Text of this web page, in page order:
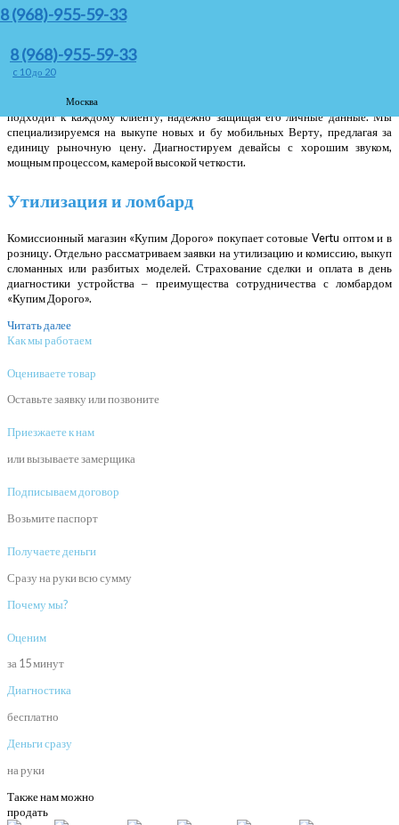
8 (968)-955-59-33
8 (968)-955-59-33
c 10 до 20
Москва
Сотовые Vertu обладают продолжительным сроком
для экрана и прочими дорогими, но качественными деталями. Сапфировое
стекло с титаном надежно защищает экран при падении от повреждения. В
сервисной службой в течение суток. Компания Vertu индивидуально
подходит к каждому клиенту, надежно защищая его личные данные. Мы
специализируемся на выкупе новых и бу мобильных Верту, предлагая за
единицу рыночную цену. Диагностируем девайсы с хорошим звуком,
мощным процессом, камерой высокой четкости.
Утилизация и ломбард
Комиссионный магазин «Купим Дорого» покупает сотовые Vertu оптом и в
розницу. Отдельно рассматриваем заявки на утилизацию и комиссию, выкуп
сломанных или разбитых моделей. Страхование сделки и оплата в день
диагностики устройства ‒ преимущества сотрудничества с ломбардом
«Купим Дорого».
Читать далее
Как мы работаем
Оцениваете товар
Оставьте заявку или позвоните
Приезжаете к нам
или вызываете замерщика
Подписываем договор
Возьмите паспорт
Получаете деньги
Сразу на руки всю сумму
Почему мы?
Оценим
за 15 минут
Диагностика
бесплатно
Деньги сразу
на руки
Также нам можно
продать